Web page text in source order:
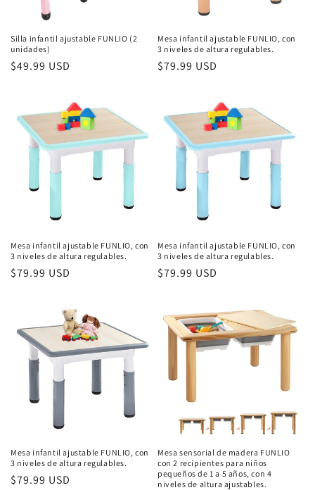
Silla infantil ajustable FUNLIO (2
unidades)
Precio
$49.99 USD
Mesa infantil ajustable FUNLIO, con
3 niveles de altura regulables.
Precio
$79.99 USD
Mesa infantil ajustable FUNLIO, con
3 niveles de altura regulables.
Precio
$79.99 USD
Mesa infantil ajustable FUNLIO, con
3 niveles de altura regulables.
Precio
$79.99 USD
Mesa infantil ajustable FUNLIO, con
3 niveles de altura regulables.
Precio
$79.99 USD
Mesa sensorial de madera FUNLIO
con 2 recipientes para niños
pequeños de 1 a 5 años, con 4
niveles de altura ajustables.